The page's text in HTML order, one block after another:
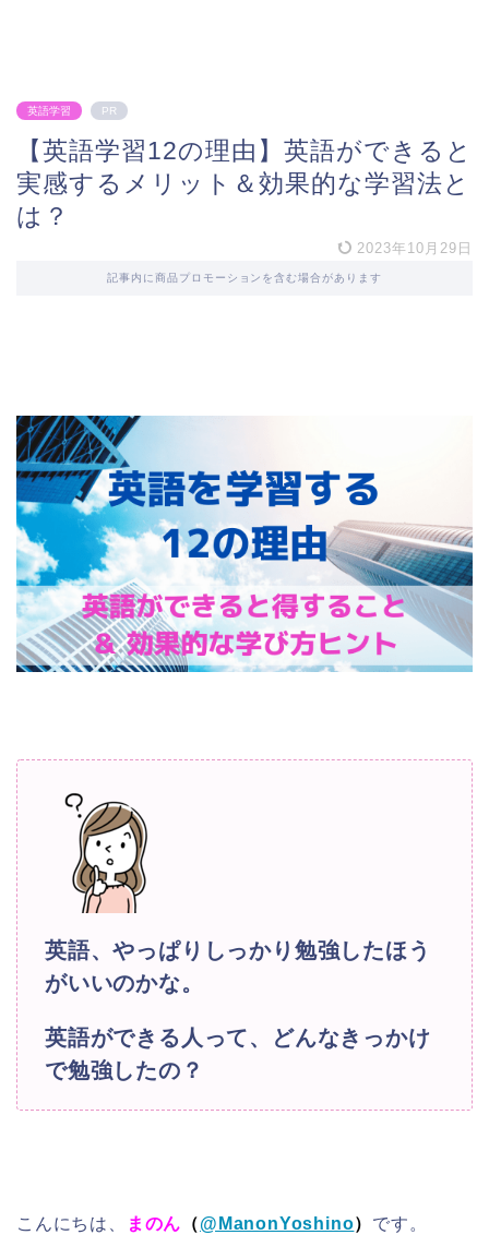
英語学習 PR
【英語学習12の理由】英語ができると
実感するメリット＆効果的な学習法と
は？
2023年10月29日
記事内に商品プロモーションを含む場合があります
英語、やっぱりしっかり勉強したほう
がいいのかな。
英語ができる人って、
どんなきっかけ
で勉強したの？
こんにちは、 まのん （@ManonYoshino） です。